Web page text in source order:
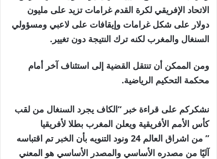
الاتحاد الإفريقي لكرة القدم غرامات تزيد على مليون
دولار على شكل غرامات وإيقافات على لاعبي ومسؤولي
السنغال والمغرب لكنه ترك النتيجة دون تغيير.
ومن الممكن أن تنتقل القضية إلى استئناف آخر أمام
محكمة التحكيم الرياضية.
نشكركم على قراءة خبر “الكاف يجرد السنغال من لقب
كأس الأمم الأفريقية ويعلن المغرب بطلا لأفريقيا
” من اشراق العالم 24 ونود التنويه بأن الخبر تم اقتباسه
آليًا من مصدره الأساسي والمصدر الأساسي هو المعني